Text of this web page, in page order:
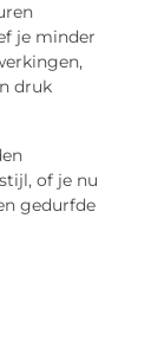
je minder
druk
of je nu
gedurfde